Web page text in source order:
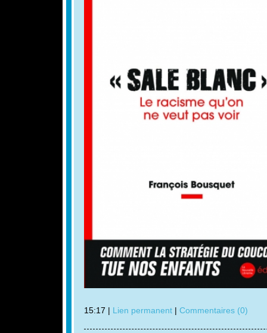
15:17 | Lien permanent| Commentaires (0)